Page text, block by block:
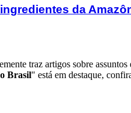
da
traz artigos sobre
Brasil" está em destaque,